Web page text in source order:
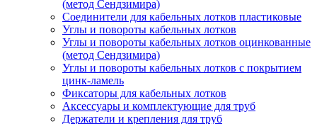
(метод Сендзимира)
Соединители для кабельных лотков пластиковые
Углы и повороты кабельных лотков
Углы и повороты кабельных лотков оцинкованные
(метод Сендзимира)
Углы и повороты кабельных лотков с покрытием
цинк-ламель
Фиксаторы для кабельных лотков
Аксессуары и комплектующие для труб
Держатели и крепления для труб